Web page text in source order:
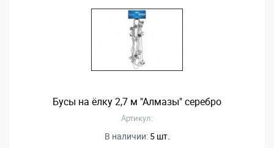
Бусы на ёлку 2,7 м "Алмазы" серебро
Артикул:
В наличии: 5 шт.